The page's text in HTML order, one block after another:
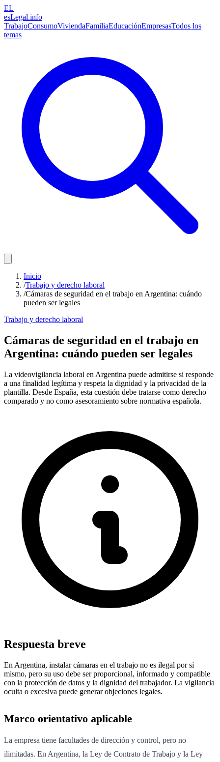
EL
esLegal.info
TrabajoConsumoViviendaFamiliaEducaciónEmpresasTodos los
temas
Inicio
/Trabajo y derecho laboral
/Cámaras de seguridad en el trabajo en Argentina: cuándo
pueden ser legales
Trabajo y derecho laboral
Cámaras de seguridad en el trabajo en
Argentina: cuándo pueden ser legales
La videovigilancia laboral en Argentina puede admitirse si responde
a una finalidad legítima y respeta la dignidad y la privacidad de la
plantilla. Desde España, esta cuestión debe tratarse como derecho
comparado y no como asesoramiento sobre normativa española.
Respuesta breve
En Argentina, instalar cámaras en el trabajo no es ilegal por sí
mismo, pero su uso debe ser proporcional, informado y compatible
con la protección de datos y la dignidad del trabajador. La vigilancia
oculta o excesiva puede generar objeciones legales.
Marco orientativo aplicable
La empresa tiene facultades de dirección y control, pero no
ilimitadas. En Argentina, la Ley de Contrato de Trabajo y la Ley